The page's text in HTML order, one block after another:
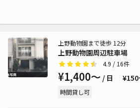
上野動物園周辺駐車場
上野動物園まで徒歩 12分
4.9 / 16件
¥1,400〜 / 日
時間貸し可